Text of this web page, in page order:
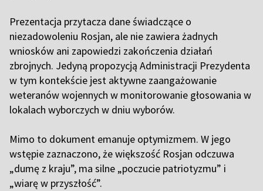
Prezentacja przytacza dane świadczące o
niezadowoleniu Rosjan, ale nie zawiera żadnych
wniosków ani zapowiedzi zakończenia działań
zbrojnych. Jedyną propozycją Administracji Prezydenta
w tym kontekście jest aktywne zaangażowanie
weteranów wojennych w monitorowanie głosowania w
lokalach wyborczych w dniu wyborów.
Mimo to dokument emanuje optymizmem. W jego
wstępie zaznaczono, że większość Rosjan odczuwa
„dumę z kraju”, ma silne „poczucie patriotyzmu” i
„wiarę w przyszłość”.